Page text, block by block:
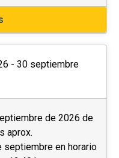
- 30 septiembre
de 2026 de
aprox.
septiembre en horario